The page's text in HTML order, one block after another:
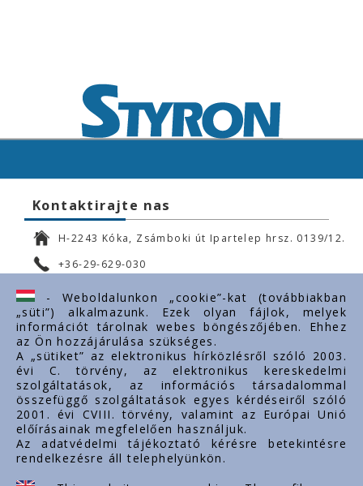
Kontaktirajte nas
H-2243 Kóka, Zsámboki út Ipartelep hrsz. 0139/12.
+36-29-629-030
ertekesites@styron.hu
export@styron.hu
www.styron.hu
Važni linkovi
O nama
Dokumenti
Kontakt
- Weboldalunkon „cookie”-kat (továbbiakban
„süti”) alkalmazunk. Ezek olyan fájlok, melyek
információt tárolnak webes böngészőjében. Ehhez
az Ön hozzájárulása szükséges.
A „sütiket” az elektronikus hírközlésről szóló 2003.
évi C. törvény, az elektronikus kereskedelmi
szolgáltatások, az információs társadalommal
összefüggő szolgáltatások egyes kérdéseiről szóló
2001. évi CVIII. törvény, valamint az Európai Unió
előírásainak megfelelően használjuk.
Az adatvédelmi tájékoztató kérésre betekintésre
rendelkezésre áll telephelyünkön.